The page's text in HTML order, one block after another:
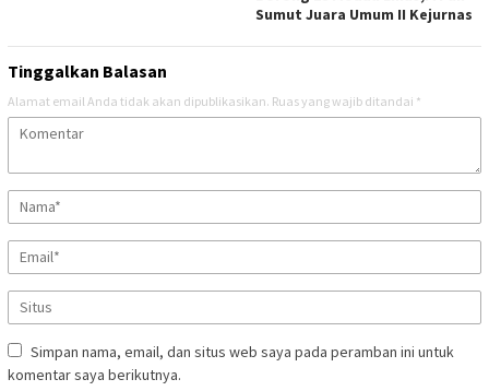
Sumut Juara Umum II Kejurnas
Tinggalkan Balasan
Alamat email Anda tidak akan dipublikasikan. Ruas yang wajib ditandai *
Simpan nama, email, dan situs web saya pada peramban ini untuk
komentar saya berikutnya.